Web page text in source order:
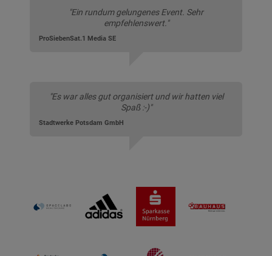
"Ein rundum gelungenes Event. Sehr
empfehlenswert."
ProSiebenSat.1 Media SE
"Es war alles gut organisiert und wir hatten viel
Spaß :-)"
Stadtwerke Potsdam GmbH